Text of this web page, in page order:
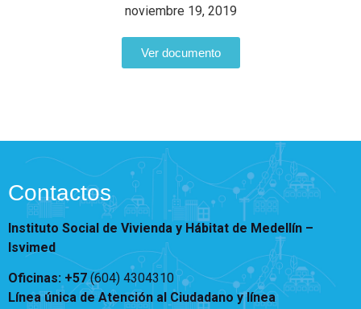
Vivienda Nueva
Acompañamiento Social
OPV-JVC
Directorio de servidores
Encuesta de Percepción
A+ A A-
Tamaño de la
fuente
Contraste
Centro de relevo
Más Información sobre Accesibilidad
noviembre 19, 2019
Ver documento
Contactos
Instituto Social de Vivienda y Hábitat de Medellín –
Isvimed
Oficinas: +57(604) 4304310
Línea única de Atención al Ciudadano y línea